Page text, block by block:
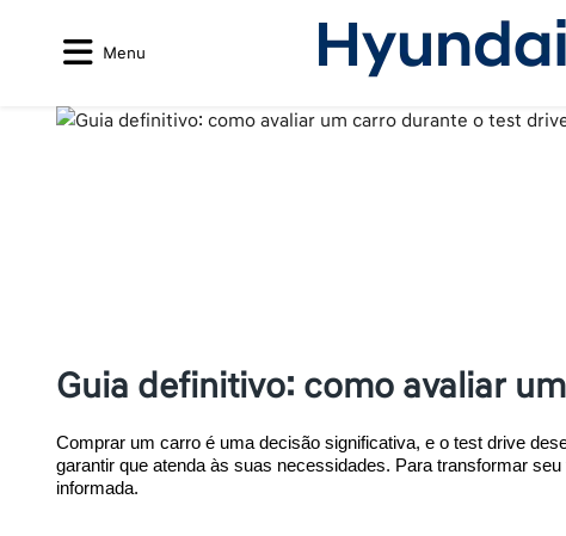
Menu
Guia definitivo: como avaliar
Comprar um carro é uma decisão significativa, e o test drive
garantir que atenda às suas necessidades. Para transformar
informada.